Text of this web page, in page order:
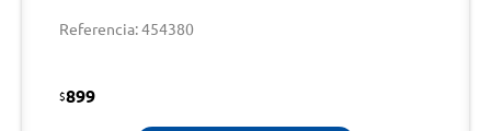
Referencia: 454380
$899